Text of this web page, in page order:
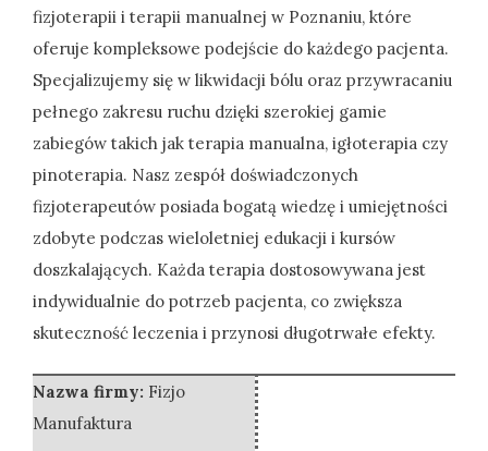
fizjoterapii i terapii manualnej w Poznaniu, które
oferuje kompleksowe podejście do każdego pacjenta.
Specjalizujemy się w likwidacji bólu oraz przywracaniu
pełnego zakresu ruchu dzięki szerokiej gamie
zabiegów takich jak terapia manualna, igłoterapia czy
pinoterapia. Nasz zespół doświadczonych
fizjoterapeutów posiada bogatą wiedzę i umiejętności
zdobyte podczas wieloletniej edukacji i kursów
doszkalających. Każda terapia dostosowywana jest
indywidualnie do potrzeb pacjenta, co zwiększa
skuteczność leczenia i przynosi długotrwałe efekty.
Nazwa firmy: Fizjo
Manufaktura